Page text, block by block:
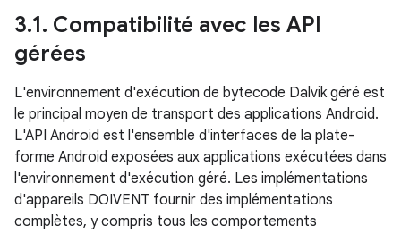
3.1. Compatibilité avec les API
gérées
L'environnement d'exécution de bytecode Dalvik géré est
le principal moyen de transport des applications Android.
L'API Android est l'ensemble d'interfaces de la plate-
forme Android exposées aux applications exécutées dans
l'environnement d'exécution géré. Les implémentations
d'appareils DOIVENT fournir des implémentations
complètes, y compris tous les comportements